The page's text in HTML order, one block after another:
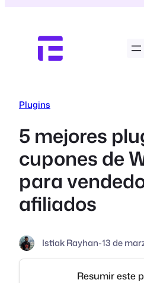
contenido
Plugins
5 mejores
cupones de
para
afiliados
Istiak Rayhan-13 de
Resumir este